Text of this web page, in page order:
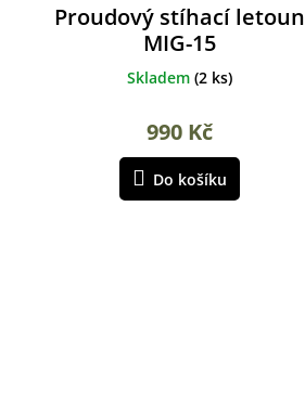
Proudový stíhací letoun
MIG-15
Skladem(2 ks)
990 Kč
Do košíku